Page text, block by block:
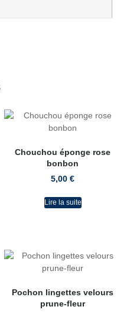
Chouchou éponge rose
bonbon
5,00 €
Lire la suite
Pochon lingettes velours
prune-fleur